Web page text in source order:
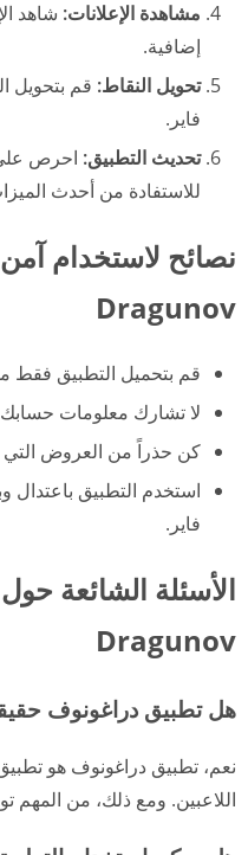
مشاهدة الإعلانات: شاهد
إضافية.
تحويل النقاط: قم بتحويل
فاير.
تحديث التطبيق: احرص على
للاستفادة من أحدث
نصائح لاستخدام
Dragunov
قم بتحميل التطبيق فقط
لا تشارك معلومات
كن حذراً من العروض التي
استخدم التطبيق
فاير.
الأسئلة الشائعة
Dragunov
هل تطبيق دراغونوف
نعم، تطبيق دراغونوف هو
اللاعبين. ومع ذلك، من المهم